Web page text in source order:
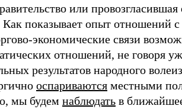
или
Как показывает опыт отношений с
экономические связи
отношений, не говоря
результатов народного
оспариваются местными
мы будем наблюдать в